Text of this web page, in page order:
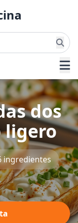
dos
ligero
ingredientes